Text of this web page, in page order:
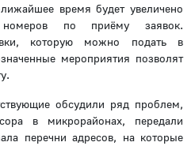
время будет увеличено
номеров по приёму заявок.
которую можно подать в
мероприятия позволят
обсудили ряд проблем,
в микрорайонах, передали
перечни адресов, на которые